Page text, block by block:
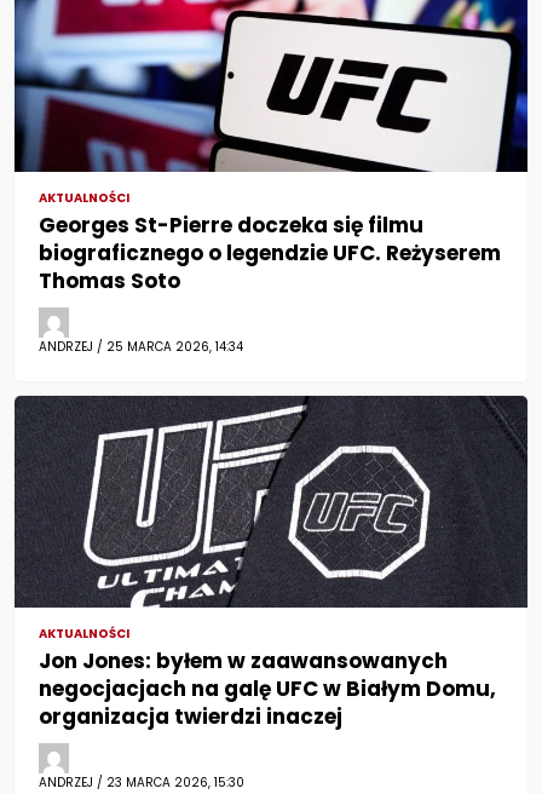
AKTUALNOŚCI
Georges St-Pierre doczeka się filmu
biograficznego o legendzie UFC. Reżyserem
Thomas Soto
ANDRZEJ / 25 MARCA 2026, 14:34
AKTUALNOŚCI
Jon Jones: byłem w zaawansowanych
negocjacjach na galę UFC w Białym Domu,
organizacja twierdzi inaczej
ANDRZEJ / 23 MARCA 2026, 15:30